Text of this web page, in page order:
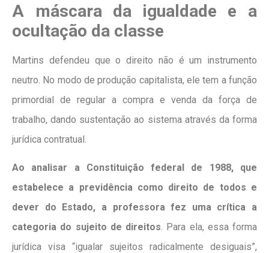
A máscara da igualdade e a
ocultação da classe
Martins defendeu que o direito não é um instrumento
neutro. No modo de produção capitalista, ele tem a função
primordial de regular a compra e venda da força de
trabalho, dando sustentação ao sistema através da forma
jurídica contratual.
Ao analisar a Constituição federal de 1988, que
estabelece a previdência como direito de todos e
dever do Estado, a professora fez uma crítica a
categoria do sujeito de direitos. Para ela, essa forma
jurídica visa “igualar sujeitos radicalmente desiguais”,